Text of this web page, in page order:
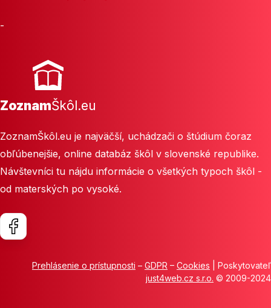
-
ZoznamŠkôl.eu
ZoznamŠkôl.eu je najväčší, uchádzači o štúdium čoraz
obľúbenejšie, online databáz škôl v slovenské republike.
Návštevníci tu nájdu informácie o všetkých typoch škôl -
od materských po vysoké.
Prehlásenie o prístupnosti – GDPR – Cookies | Poskytovateľ
just4web.cz s.r.o. © 2009-2024